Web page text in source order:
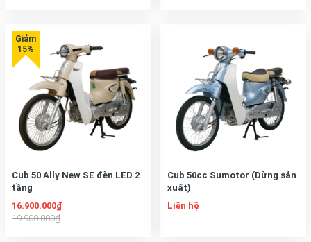
Cub 50 Ally New SE đèn LED 2
tầng
16.900.000₫
19.900.000₫
Cub 50cc Sumotor (Dừng sản
xuất)
Liên hệ